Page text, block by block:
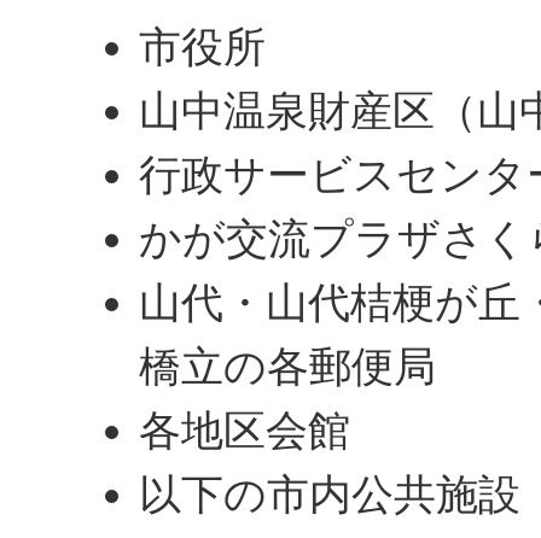
市役所
山中温泉財産区（山
行政サービスセンタ
かが交流プラザさく
山代・山代桔梗が丘
橋立の各郵便局
各地区会館
以下の市内公共施設